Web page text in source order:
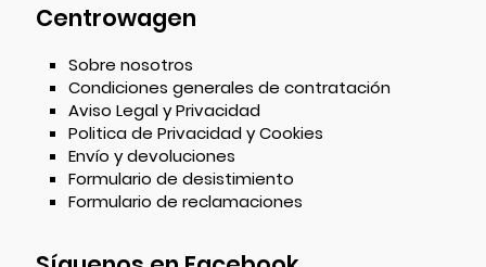
Centrowagen
Sobre nosotros
Condiciones generales de contratación
Aviso Legal y Privacidad
Politica de Privacidad y Cookies
Envío y devoluciones
Formulario de desistimiento
Formulario de reclamaciones